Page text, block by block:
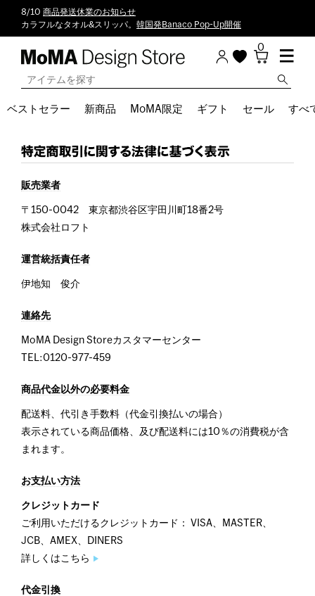
8/10 商品発送休業のお知らせ
カラフルなタオル&スリッパ。 韓国発Banaco Pop-Up開催
0
ベストセラー 新商品 MoMA限定 ギフト セール すべ
販売業者
〒150-0042 東京都渋谷区宇田川町18番2号
株式会社ロフト
運営統括責任者
伊地知 俊介
連絡先
MoMA Design Storeカスタマーセンター
TEL:0120-977-459
商品代金以外の必要料金
配送料、代引き手数料（代金引換払いの場合）
表示されている商品価格、及び配送料には10％の消費税が含
まれます。
お支払い方法
クレジットカード
ご利用いただけるクレジットカード： VISA、MASTER、
JCB、AMEX、DINERS
詳しくはこちら
代金引換